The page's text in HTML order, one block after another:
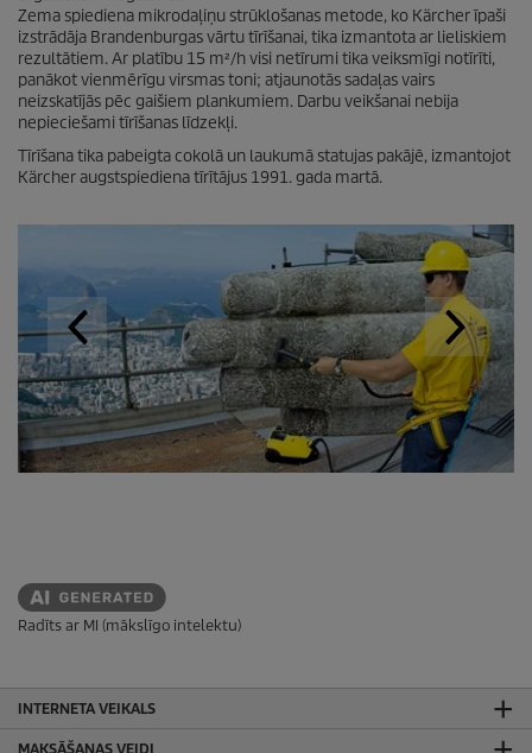
Zema spiediena mikrodaļiņu strūklošanas metode, ko Kärcher īpaši
izstrādāja Brandenburgas vārtu tīrīšanai, tika izmantota ar lieliskiem
rezultātiem. Ar platību 15 m²/h visi netīrumi tika veiksmīgi notīrīti,
panākot vienmērīgu virsmas toni; atjaunotās sadaļas vairs
neizskatījās pēc gaišiem plankumiem. Darbu veikšanai nebija
nepieciešami tīrīšanas līdzekļi.
Tīrīšana tika pabeigta cokolā un laukumā statujas pakājē, izmantojot
Kärcher augstspiediena tīrītājus 1991. gada martā.
Radīts ar MI (mākslīgo intelektu)
INTERNETA VEIKALS
MAKSĀŠANAS VEIDI